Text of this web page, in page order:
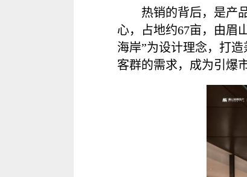
热销的背后，是产
心，占地约67亩，由眉
海岸”为设计理念，打
客群的需求，成为引爆